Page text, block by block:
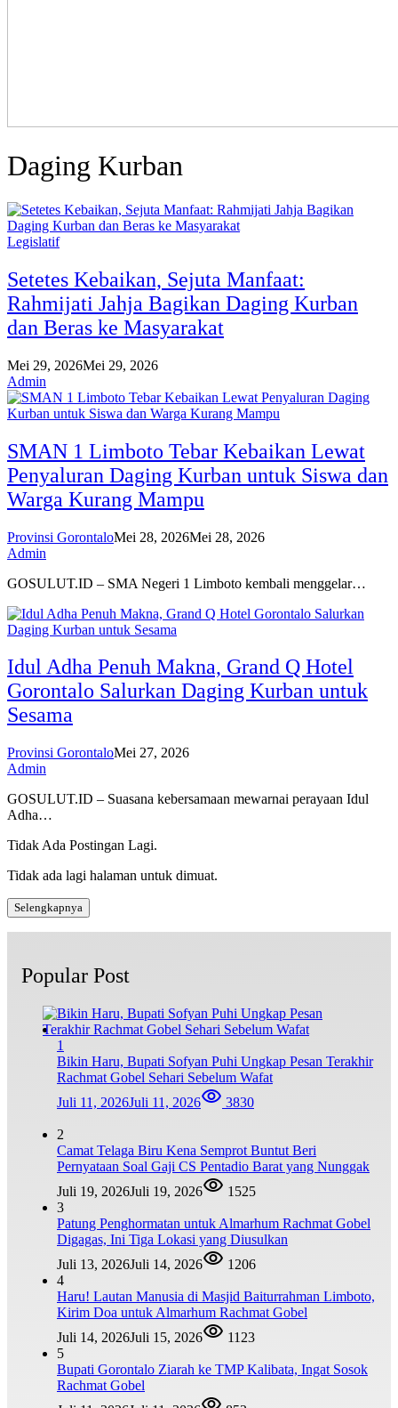
Daging Kurban
Legislatif
Setetes Kebaikan, Sejuta Manfaat:
Rahmijati Jahja Bagikan Daging Kurban
dan Beras ke Masyarakat
Mei 29, 2026Mei 29, 2026
Admin
SMAN 1 Limboto Tebar Kebaikan Lewat
Penyaluran Daging Kurban untuk Siswa dan
Warga Kurang Mampu
Provinsi GorontaloMei 28, 2026Mei 28, 2026
Admin
GOSULUT.ID – SMA Negeri 1 Limboto kembali menggelar…
Idul Adha Penuh Makna, Grand Q Hotel
Gorontalo Salurkan Daging Kurban untuk
Sesama
Provinsi GorontaloMei 27, 2026
Admin
GOSULUT.ID – Suasana kebersamaan mewarnai perayaan Idul
Adha…
Tidak Ada Postingan Lagi.
Tidak ada lagi halaman untuk dimuat.
Selengkapnya
Popular Post
1
Bikin Haru, Bupati Sofyan Puhi Ungkap Pesan Terakhir
Rachmat Gobel Sehari Sebelum Wafat
Juli 11, 2026Juli 11, 2026 3830
2
Camat Telaga Biru Kena Semprot Buntut Beri
Pernyataan Soal Gaji CS Pentadio Barat yang Nunggak
Juli 19, 2026Juli 19, 2026
1525
3
Patung Penghormatan untuk Almarhum Rachmat Gobel
Digagas, Ini Tiga Lokasi yang Diusulkan
Juli 13, 2026Juli 14, 2026
1206
4
Haru! Lautan Manusia di Masjid Baiturrahman Limboto,
Kirim Doa untuk Almarhum Rachmat Gobel
Juli 14, 2026Juli 15, 2026
1123
5
Bupati Gorontalo Ziarah ke TMP Kalibata, Ingat Sosok
Rachmat Gobel